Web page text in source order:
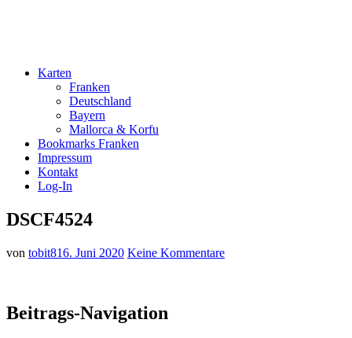
Karten
Franken
Deutschland
Bayern
Mallorca & Korfu
Bookmarks Franken
Impressum
Kontakt
Log-In
DSCF4524
von tobit816. Juni 2020 Keine Kommentare
Beitrags-Navigation